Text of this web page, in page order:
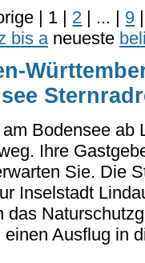
| 1 | 2 | ... | 9 |
bis a neueste
Bodensee ab
Ihre
Sie. Die
Inselstadt
das
einen Ausflug in